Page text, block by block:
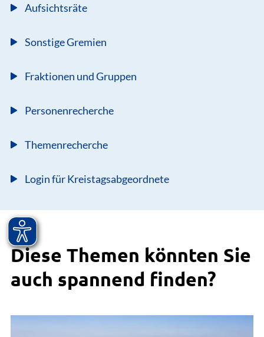
Aufsichtsräte
Sonstige Gremien
Fraktionen und Gruppen
Personenrecherche
Themenrecherche
Login für Kreistagsabgeordnete
Diese Themen könnten Sie
auch spannend finden?